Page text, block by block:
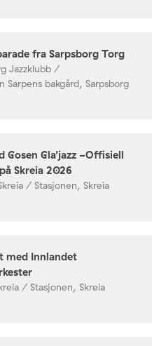
fra Sarpsborg Torg
Jazzklubb /
Sarpens bakgård, Sarpsborg
Gosen Gla’jazz -Offisiell
Skreia 2026
/ Stasjonen, Skreia
med Innlandet
/ Stasjonen, Skreia